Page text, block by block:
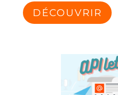
DÉCOUVRIR